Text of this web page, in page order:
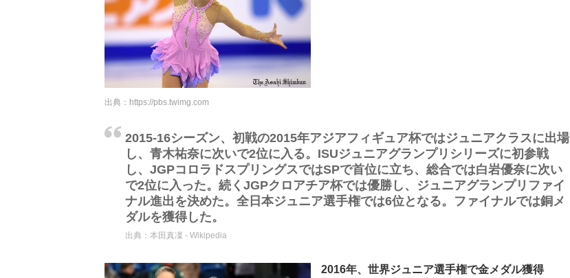
出典： https://pbs.twimg.com
2015-16シーズン、初戦の2015年アジアフィギュア杯ではジュニアクラスに出場
し、青木祐奈に次いで2位に入る。ISUジュニアグランプリシリーズに初参戦
し、JGPコロラドスプリングスではSPで首位に立ち、総合では白岩優奈に次い
で2位に入った。続くJGPクロアチア杯では優勝し、ジュニアグランプリファイ
ナル進出を決めた。全日本ジュニア選手権では6位となる。ファイナルでは銅メ
ダルを獲得した。
出典： 本田真凜 - Wikipedia
2016年、世界ジュニア選手権で金メダル獲得